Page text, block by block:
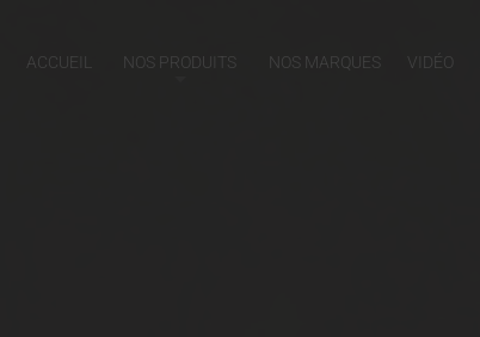
ACCUEIL NOS PRODUITS NOS MARQUES VIDÉO